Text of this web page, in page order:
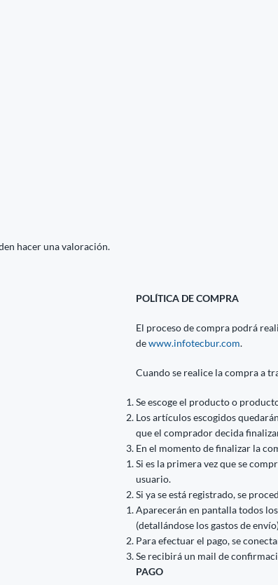
hacer una valoración.
POLÍTICA DE COMPRA
El proceso de compra podrá
dewww.infotecbur.com.
Cuando se realice la compra a
Se escoge el producto o
Los artículos escogidos
que el comprador decida
En el momento de finalizar la
Si es la primera vez que se
usuario.
Si ya se está registrado, se
Aparecerán en pantalla todos
(detallándose los gastos de
Para efectuar el pago, se
Se recibirá un mail de
PAGO